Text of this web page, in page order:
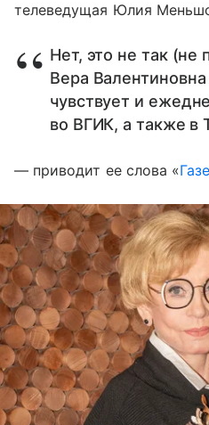
телеведущая Юлия
Нет, это не так (не
Вера
чувствует и
во ВГИК, а также в
— приводит ее слова «